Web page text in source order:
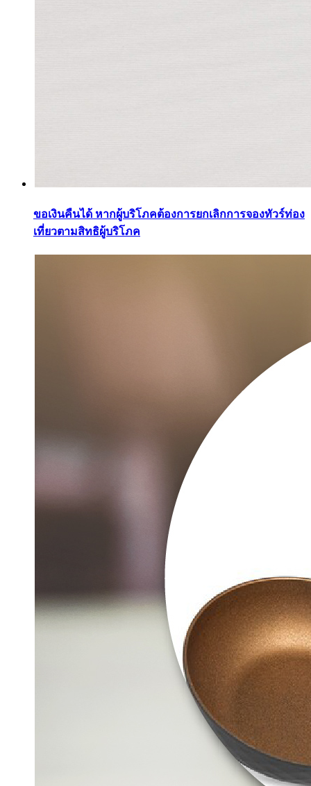
ขอเงินคืนได้ หากผู้บริโภคต้องการยกเลิกการจองทัวร์ท่อง
เที่ยวตามสิทธิผู้บริโภค